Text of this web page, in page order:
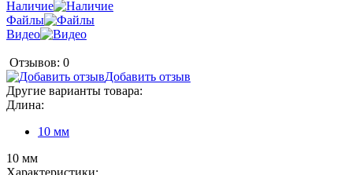
Наличие
Файлы
Видео
Отзывов: 0
Добавить отзыв
Другие варианты товара:
Длина:
10 мм
10 мм
Характеристики: